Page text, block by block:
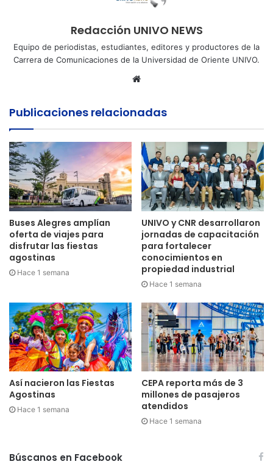
Redacción UNIVO NEWS
Equipo de periodistas, estudiantes, editores y productores de la
Carrera de Comunicaciones de la Universidad de Oriente UNIVO.
Sitio
Publicaciones relacionadas
Buses Alegres amplían
oferta de viajes para
disfrutar las fiestas
agostinas
Hace 1 semana
UNIVO y CNR desarrollaron
jornadas de capacitación
para fortalecer
conocimientos en
propiedad industrial
Hace 1 semana
Así nacieron las Fiestas
Agostinas
Hace 1 semana
CEPA reporta más de 3
millones de pasajeros
atendidos
Hace 1 semana
Búscanos en Facebook